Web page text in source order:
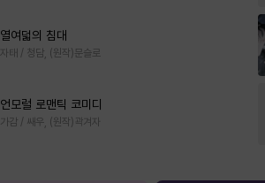
열여덟의 침대
자태 / 청담, (원작)문슬로
언모럴 로맨틱 코미디
가감 / 쌔우, (원작)곽겨자